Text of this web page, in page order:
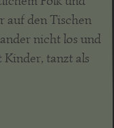
auf den Tischen
nicht los und
Kinder, tanzt als